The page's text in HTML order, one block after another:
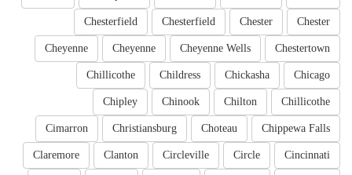
Chester
Chester
Chesterfield
Chesterfield
Chestertown
Cheyenne Wells
Cheyenne
Cheyenne
Chicago
Chickasha
Childress
Chillicothe
Chillicothe
Chilton
Chinook
Chipley
Chippewa Falls
Choteau
Christiansburg
Cimarron
Cincinnati
Circle
Circleville
Clanton
Claremore